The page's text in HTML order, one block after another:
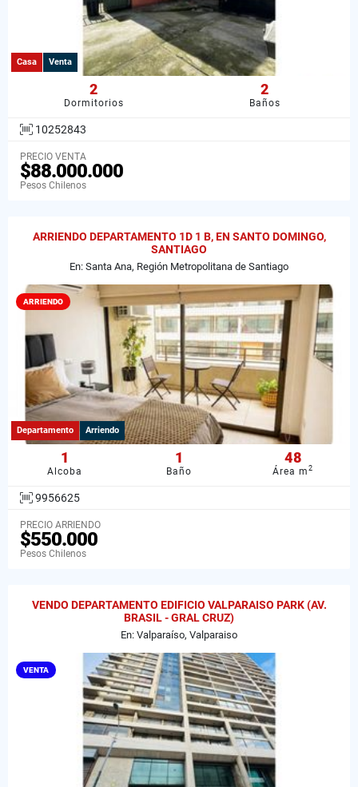
Casa Venta
2
Dormitorios
2
Baños
10252843
PRECIO VENTA
$88.000.000
Pesos Chilenos
ARRIENDO DEPARTAMENTO 1D 1 B, EN SANTO DOMINGO,
SANTIAGO
En: Santa Ana, Región Metropolitana de Santiago
ARRIENDO
Departamento Arriendo
1
Alcoba
1
Baño
48
Área m2
9956625
PRECIO ARRIENDO
$550.000
Pesos Chilenos
VENDO DEPARTAMENTO EDIFICIO VALPARAISO PARK (AV.
BRASIL - GRAL CRUZ)
En: Valparaíso, Valparaiso
VENTA